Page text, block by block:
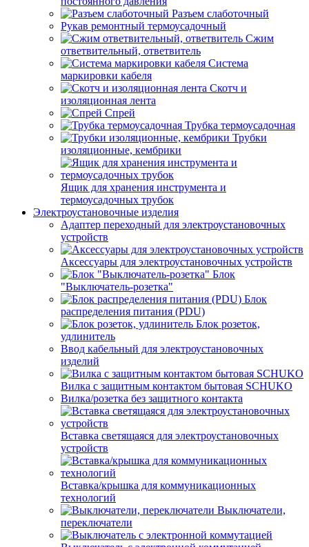
Разъем слаботочный
Рукав ремонтный термоусадочный
Сжим
ответвительный, ответвитель
Система
маркировки кабеля
Скотч и
изоляционная лента
Спрей
Трубка термоусадочная
Трубки
изоляционные, кембрики
Ящик для хранения инструмента и
термоусадочных трубок
Электроустановочные изделия
Адаптер переходный для электроустановочных
устройств
Аксессуары для электроустановочных устройств
Блок
"Выключатель-розетка"
Блок
распределения питания (PDU)
Блок розеток,
удлинитель
Ввод кабельный для электроустановочных
изделий
Вилка с защитным контактом бытовая SCHUKO
Вилка/розетка без защитного контакта
Вставка светящаяся для электроустановочных
устройств
Вставка/крышка для коммуникационных
технологий
Выключатели,
переключатели